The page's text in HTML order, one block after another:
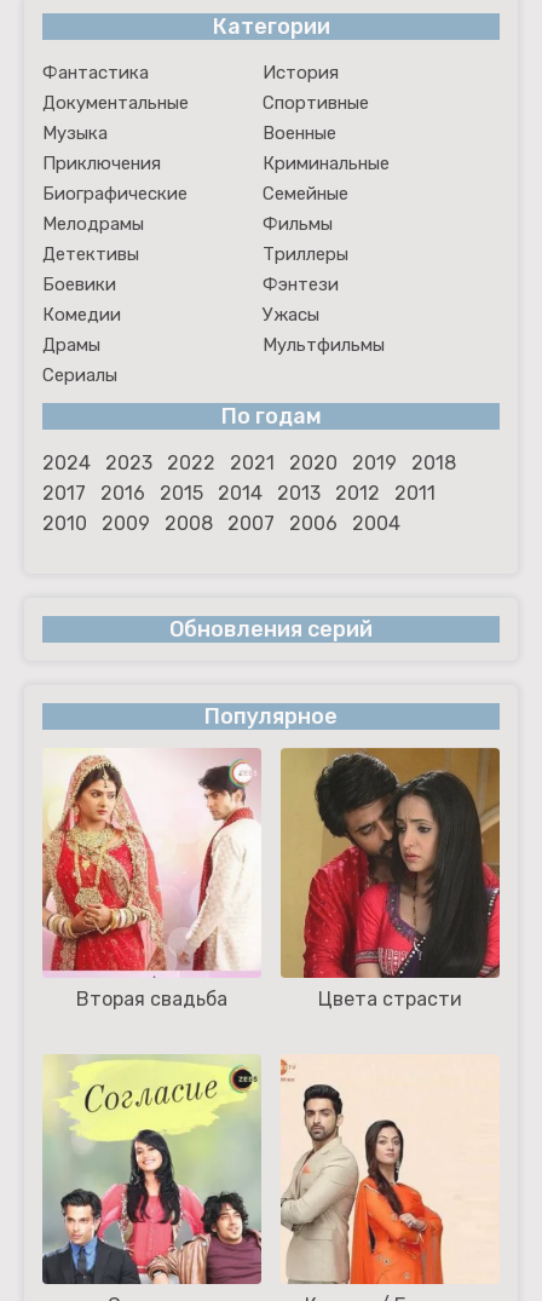
Категории
Фантастика
История
Документальные
Спортивные
Музыка
Военные
Приключения
Криминальные
Биографические
Семейные
Мелодрамы
Фильмы
Детективы
Триллеры
Боевики
Фэнтези
Комедии
Ужасы
Драмы
Мультфильмы
Сериалы
По годам
2024 2023 2022 2021 2020 2019
2018
2017
2016 2015 2014 2013 2012
2011
2010
2009 2008 2007 2006 2004
Обновления серий
Популярное
Вторая свадьба Цвета страсти